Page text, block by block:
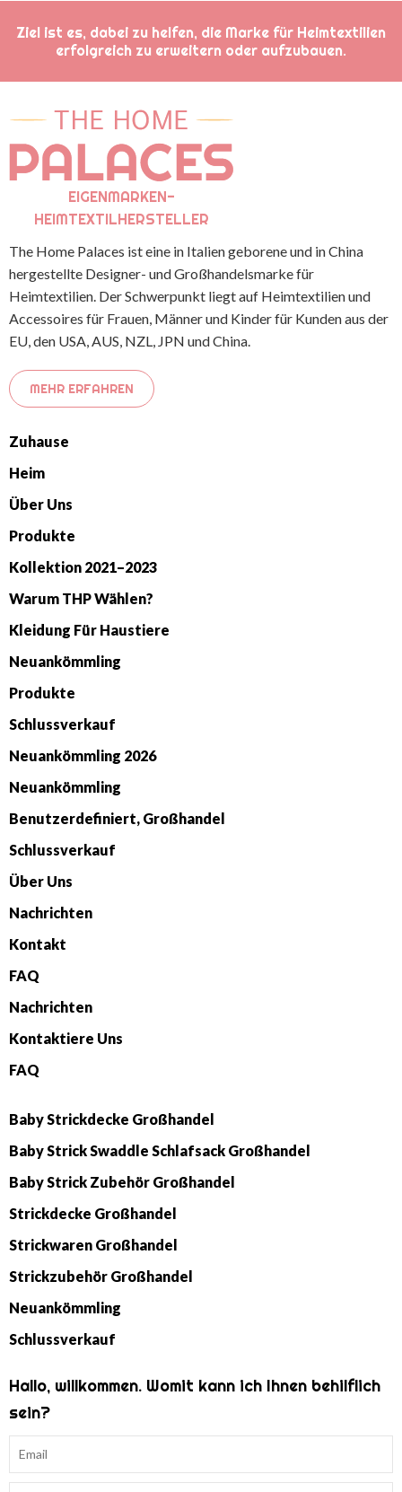
Ziel ist es, dabei zu helfen, die Marke für Heimtextilien
erfolgreich zu erweitern oder aufzubauen.
EIGENMARKEN-
HEIMTEXTILHERSTELLER
The Home Palaces ist eine in Italien geborene und in China
hergestellte Designer- und Großhandelsmarke für
Heimtextilien. Der Schwerpunkt liegt auf Heimtextilien und
Accessoires für Frauen, Männer und Kinder für Kunden aus der
EU, den USA, AUS, NZL, JPN und China.
MEHR ERFAHREN
Zuhause
Heim
Über Uns
Produkte
Kollektion 2021–2023
Warum THP Wählen?
Kleidung Für Haustiere
Neuankömmling
Produkte
Schlussverkauf
Neuankömmling 2026
Neuankömmling
Benutzerdefiniert, Großhandel
Schlussverkauf
Über Uns
Nachrichten
Kontakt
FAQ
Nachrichten
Kontaktiere Uns
FAQ
Baby Strickdecke Großhandel
Baby Strick Swaddle Schlafsack Großhandel
Baby Strick Zubehör Großhandel
Strickdecke Großhandel
Strickwaren Großhandel
Strickzubehör Großhandel
Neuankömmling
Schlussverkauf
Hallo, willkommen. Womit kann ich Ihnen behilflich
sein?